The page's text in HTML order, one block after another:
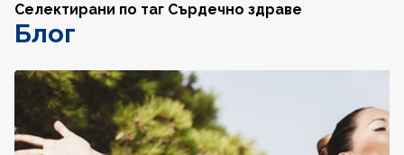
Селектирани по таг Сърдечно здраве
Блог